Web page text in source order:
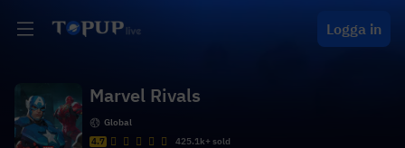
Logga in
Marvel Rivals
Global
4.7
425.1k+ sold